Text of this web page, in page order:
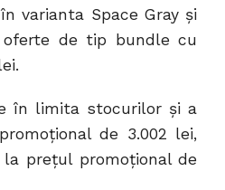
varianta Space Gray și
oferte de tip bundle cu
în limita stocurilor și a
de 3.002 lei,
la prețul promoțional de